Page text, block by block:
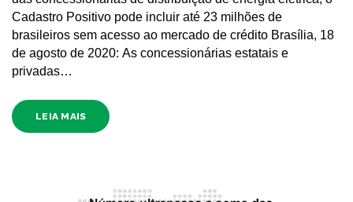
Cadastro Positivo pode incluir até 23 milhões de
brasileiros sem acesso ao mercado de crédito Brasília, 18
de agosto de 2020: As concessionárias estatais e
privadas…
LEIA MAIS